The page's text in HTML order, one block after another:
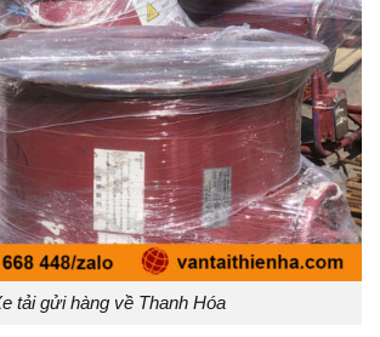
tải gửi hàng về Thanh Hóa